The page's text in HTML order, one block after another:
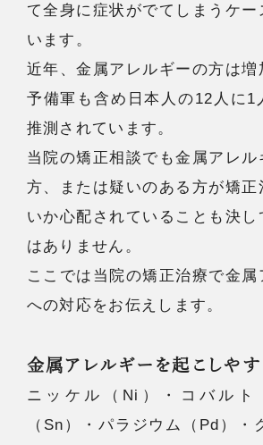
て全身に症状がでてしまうケー
います。
近年、金属アレルギーの方は増
予備軍も含め日本人の12人に1
推測されています。
当院の矯正相談でも金属アレ
方、または疑いのある方が矯正
いか心配されていることも決
はありません。
ここでは当院の矯正治療で金
への対応をお伝えします。
金属アレルギーを起こしや
ニッケル（Ni）・コバルト
（Sn）・パラジウム（Pd）・